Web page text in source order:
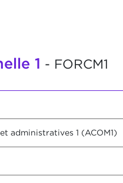
1 - FORCM1
administratives 1 (ACOM1)